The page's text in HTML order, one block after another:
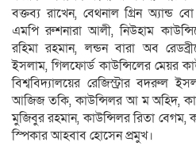
বক্তব্য রাখেন, বেথনাল গ্রিন অ্যান্ড
এমপি রুশনারা আলী, নিউহাম
রহিমা রহমান, লন্ডন বারা অব
ইসলাম, গিলফোর্ড কাউন্সিলের মেয়র
বিশ্ববিদ্যালয়ের রেজিস্ট্রার বদরুল
আজিজ তকি, কাউন্সিলর আ ম অহিদ,
মুজিবুর রহমান, কাউন্সিলর রিতা বেগম,
স্পিকার আহবাব হোসেন প্রমুখ।